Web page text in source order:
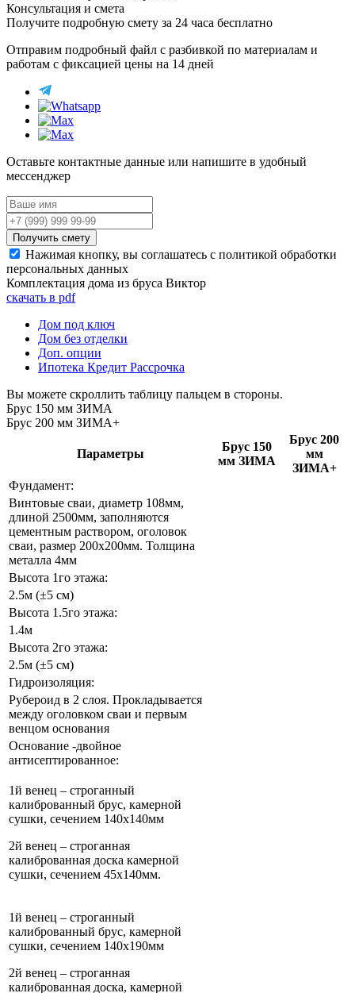
Консультация и смета
Получите подробную смету за 24 часа бесплатно
Отправим подробный файл с разбивкой по материалам и
работам с фиксацией цены на 14 дней
Оставьте контактные данные или напишите в удобный
мессенджер
Получить смету
Нажимая кнопку, вы соглашатесь с политикой обработки
персональных данных
Комплектация дома из бруса Виктор
скачать в pdf
Дом под ключ
Дом без отделки
Доп. опции
Ипотека Кредит Рассрочка
Вы можете скроллить таблицу пальцем в стороны.
Брус 150 мм ЗИМА
Брус 200 мм ЗИМА+
Параметры
Брус 150
мм ЗИМА
Брус 200
мм
ЗИМА+
Фундамент:
Винтовые сваи, диаметр 108мм,
длиной 2500мм, заполняются
цементным раствором, оголовок
сваи, размер 200х200мм. Толщина
металла 4мм
Высота 1го этажа:
2.5м (±5 см)
Высота 1.5го этажа:
1.4м
Высота 2го этажа:
2.5м (±5 см)
Гидроизоляция:
Рубероид в 2 слоя. Прокладывается
между оголовком сваи и первым
венцом основания
Основание -двойное
антисептированное:
1й венец – строганный
калиброванный брус, камерной
сушки, сечением 140х140мм
2й венец – строганная
калиброванная доска камерной
сушки, сечением 45х140мм.
1й венец – строганный
калиброванный брус, камерной
сушки, сечением 140х190мм
2й венец – строганная
калиброванная доска, камерной